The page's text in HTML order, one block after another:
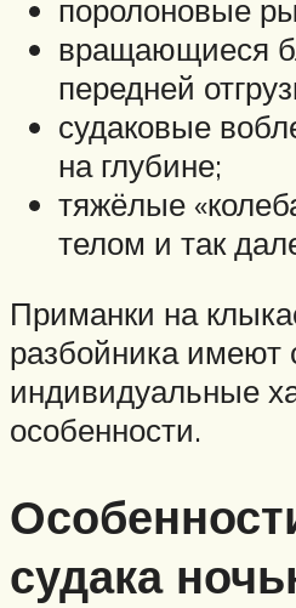
поролоновые
вращающиеся
передней
судаковые
на глубине;
тяжёлые
телом и так
Приманки на
разбойника имеют
индивидуальные
особенности.
судака